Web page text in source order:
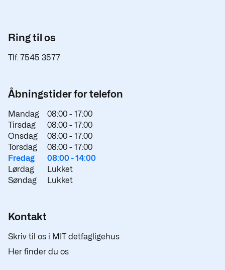
Ring til os
Tlf. 7545 3577
Åbningstider for telefon
Mandag 08:00 - 17:00
Tirsdag
08:00 - 17:00
Onsdag
08:00 - 17:00
Torsdag
08:00 - 17:00
Fredag
08:00 -14:00
Lørdag
Lukket
Søndag
Lukket
Kontakt
Skriv til os i MIT detfagligehus
Her finder du os